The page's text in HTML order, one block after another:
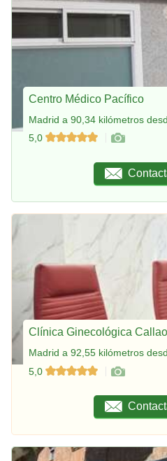
Centro Médico Pacífico
Madrid a 90,34 kilómetros
5,0
Clínica Ginecológica Callao
Madrid a 92,55 kilómetros
5,0